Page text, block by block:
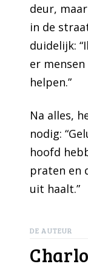
deur,
in de
duidelijk:
er
helpen.”
Na alles,
nodig:
hoofd
praten en
uit haalt.”
DE AUTEUR